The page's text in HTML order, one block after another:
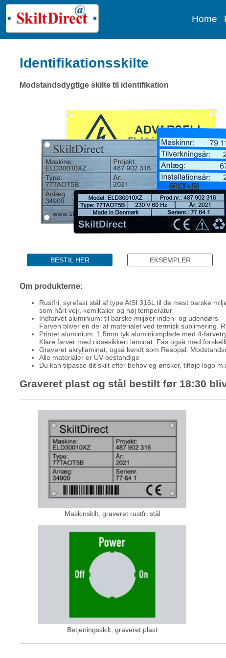
Home
Identifikationsskilte
Modstandsdygtige skilte til identifikation
BESTIL HER EKSEMPLER
Om produkterne:
Rustfri, syrefast stål af type AISI 316L til de mest barske
som hårt vejr, kemikalier og høj temperatur
Indfarvet aluminium: til barske miljøer inden- og udendørs
Farven bliver en del af materialet ved termisk sublimering.
Printet aluminium: 1,5mm tyk aluminiumplade med 4-
Klare farver med ridsesikkert laminat. Fås også med
Graveret akryllaminat, også kendt som Resopal.
Alle materialer er UV-bestandige
Du kan tilpasse dit skilt efter behov og ønsker, tilføje logo
Graveret plast og stål bestilt før 18:30
Maskinskilt, graveret rustfri stål
Betjeningsskilt, graveret plast